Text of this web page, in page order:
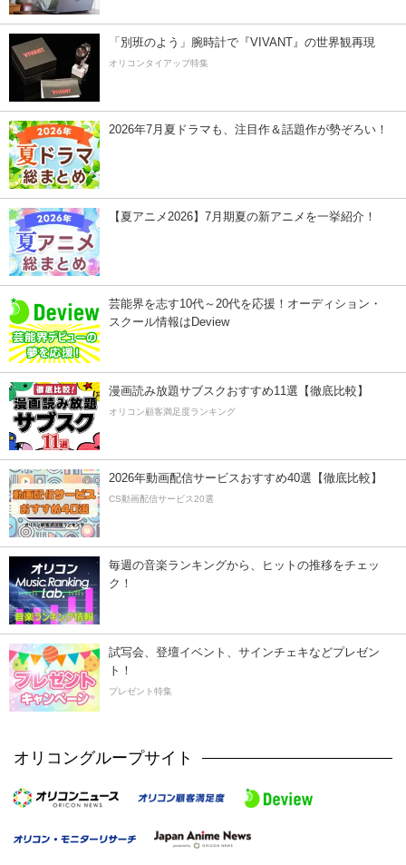
「別班のよう」腕時計で『VIVANT』の世界観再現
オリコンタイアップ特集
2026年7月夏ドラマも、注目作＆話題作が勢ぞろい！
【夏アニメ2026】7月期夏の新アニメを一挙紹介！
芸能界を志す10代～20代を応援！オーディション・
スクール情報はDeview
漫画読み放題サブスクおすすめ11選【徹底比較】
オリコン顧客満足度ランキング
2026年動画配信サービスおすすめ40選【徹底比較】
CS動画配信サービス20選
毎週の音楽ランキングから、ヒットの推移をチェッ
ク！
試写会、登壇イベント、サインチェキなどプレゼン
ト！
プレゼント特集
オリコングループサイト